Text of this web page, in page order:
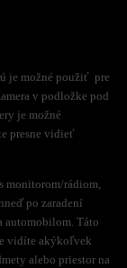
je možné použiť pre
v podložke pod
je možné
presne vidieť
monitorom/rádiom,
po zaradení
automobilom. Táto
vidíte akýkoľvek
alebo priestor na